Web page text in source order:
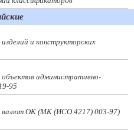
и конструкторских
административно-
95
валют ОК (МК (ИСО 4217) 003-97)